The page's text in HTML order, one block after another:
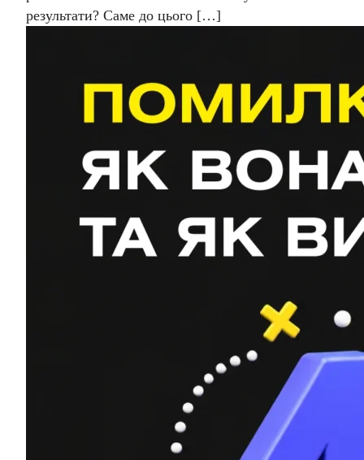
результати? Саме до цього […]